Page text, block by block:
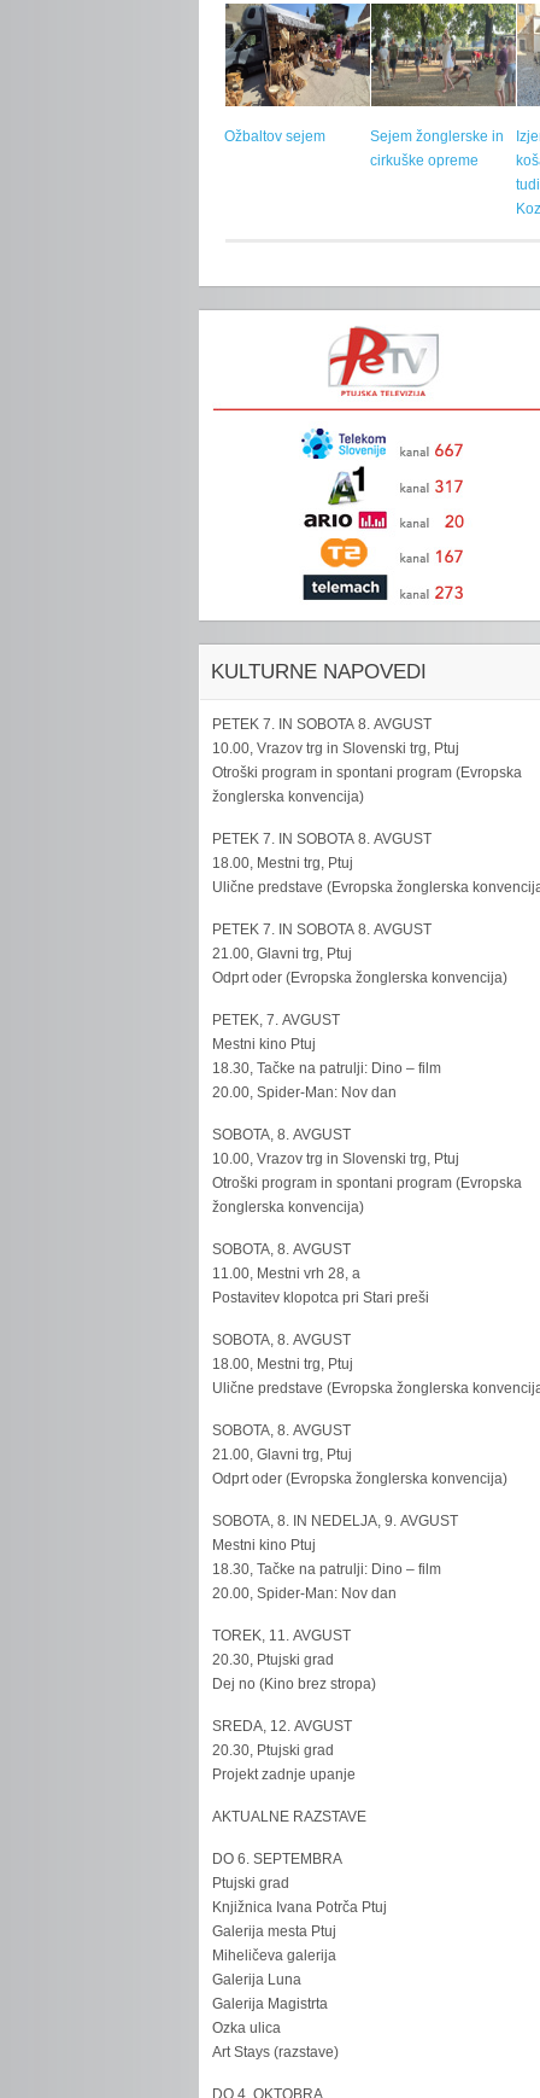
Ožbaltov sejem
Sejem žonglerske in
cirkuške opreme
KULTURNE NAPOVEDI
PETEK 7. IN SOBOTA 8. AVGUST
10.00, Vrazov trg in Slovenski trg, Ptuj
Otroški program in spontani program (Evropska
žonglerska konvencija)
PETEK 7. IN SOBOTA 8. AVGUST
18.00, Mestni trg, Ptuj
Ulične predstave (Evropska žonglerska
PETEK 7. IN SOBOTA 8. AVGUST
21.00, Glavni trg, Ptuj
Odprt oder (Evropska žonglerska konvencija)
PETEK, 7. AVGUST
Mestni kino Ptuj
18.30, Tačke na patrulji: Dino – film
20.00, Spider-Man: Nov dan
SOBOTA, 8. AVGUST
10.00, Vrazov trg in Slovenski trg, Ptuj
Otroški program in spontani program (Evropska
žonglerska konvencija)
SOBOTA, 8. AVGUST
11.00, Mestni vrh 28, a
Postavitev klopotca pri Stari preši
SOBOTA, 8. AVGUST
18.00, Mestni trg, Ptuj
Ulične predstave (Evropska žonglerska
SOBOTA, 8. AVGUST
21.00, Glavni trg, Ptuj
Odprt oder (Evropska žonglerska konvencija)
SOBOTA, 8. IN NEDELJA, 9. AVGUST
Mestni kino Ptuj
18.30, Tačke na patrulji: Dino – film
20.00, Spider-Man: Nov dan
TOREK, 11. AVGUST
20.30, Ptujski grad
Dej no (Kino brez stropa)
SREDA, 12. AVGUST
20.30, Ptujski grad
Projekt zadnje upanje
AKTUALNE RAZSTAVE
DO 6. SEPTEMBRA
Ptujski grad
Knjižnica Ivana Potrča Ptuj
Galerija mesta Ptuj
Miheličeva galerija
Galerija Luna
Galerija Magistrta
Ozka ulica
Art Stays (razstave)
DO 4. OKTOBRA